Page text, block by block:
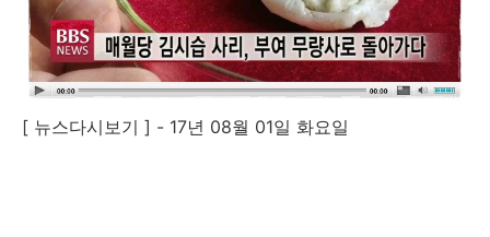
[ 뉴스다시보기 ] - 17년 08월 01일 화요일